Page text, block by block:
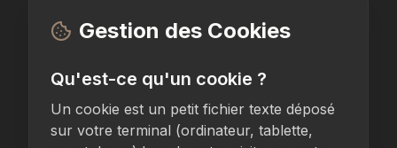
Gestion des Cookies
Qu'est-ce qu'un cookie ?
Un cookie est un petit fichier texte déposé
sur votre terminal (ordinateur, tablette,